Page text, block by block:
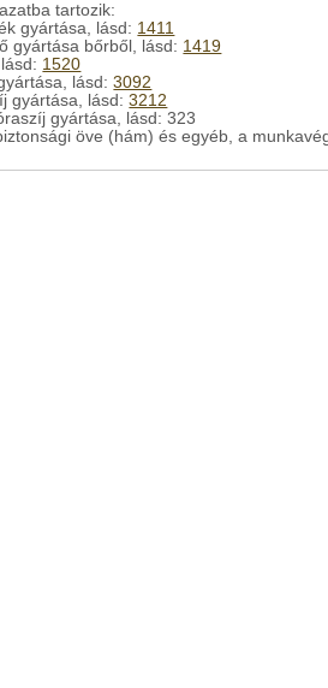
tartozik:
gyártása, lásd: 1411
gyártása bőrből, lásd: 1419
1520
lásd:3092
gyártása, lásd:3212
gyártása, lásd: 323
öve (hám) és egyéb, a